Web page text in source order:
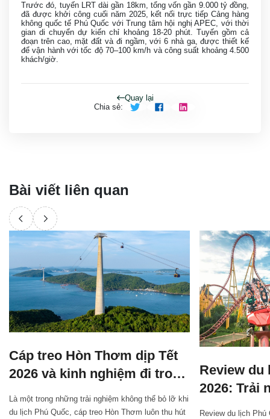
Trước đó, tuyến LRT dài gần 18km, tổng vốn gần 9.000 tỷ đồng,
đã được khởi công cuối năm 2025, kết nối trực tiếp Cảng hàng
không quốc tế Phú Quốc với Trung tâm hội nghị APEC, với thời
gian di chuyển dự kiến chỉ khoảng 18-20 phút. Tuyến gồm cả
đoạn trên cao, mặt đất và đi ngầm, với 6 nhà ga, được thiết kế
để vận hành với tốc độ 70–100 km/h và công suất khoảng 4.500
khách/giờ.
Quay lại
Chia sẻ:
Bài viết liên quan
Cáp treo Hòn Thơm dịp Tết
2026 và kinh nghiệm đi trong
Là một trong những trải nghiệm không thể bỏ lỡ khi
du lịch Phú Quốc, cáp treo Hòn Thơm luôn thu hút
Review du
2026: Trải
hướng
Review du lịch